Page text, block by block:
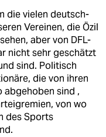
die vielen deutsch-
Vereinen, die Özil
aber von DFL-
nicht sehr geschätzt
sind. Politisch
die von ihren
abgehoben sind ,
von wo
des Sports